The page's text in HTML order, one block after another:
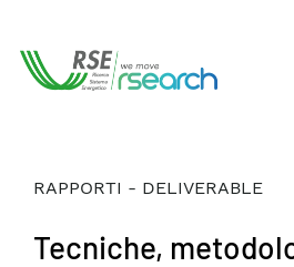
RAPPORTI - DELIVERABLE
Tecniche,